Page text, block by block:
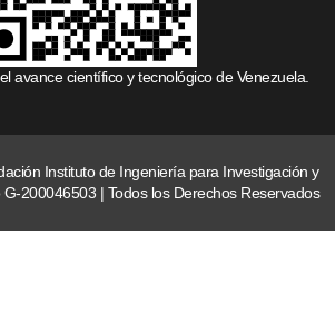
avance científico y tecnológico de Venezuela.
Instituto de Ingeniería para Investigación y
G-200046503 | Todos los Derechos Reservados